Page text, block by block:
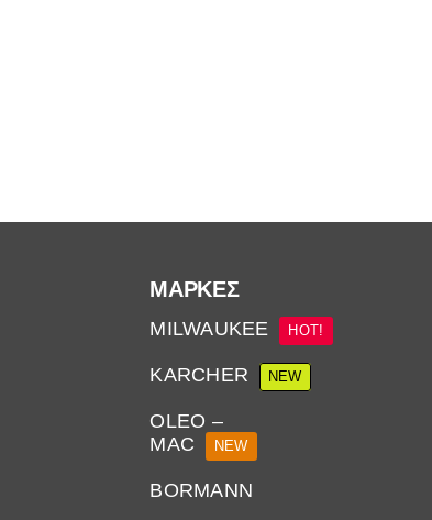
ΜΆΡΚΕΣ
MILWAUKEE HOT!
KARCHER NEW
OLEO –
MAC
NEW
BORMANN